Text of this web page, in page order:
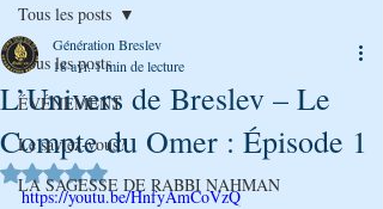
Tous les posts
ÉVÉNEMENT
Le saviez-vous?
LA SAGESSE DE RABBI NAHMAN
Tous les posts
L’Univers de Breslev – Le
Compte du Omer : Épisode 1
Génération Breslev
18 avr.1 min de lecture
Noté NaN étoiles sur 5.
https://youtu.be/HnfyAmCoVzQ